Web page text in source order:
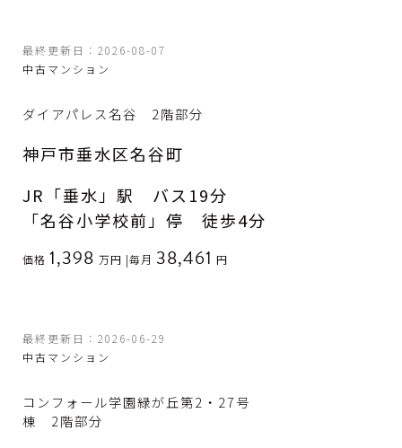
最終更新日：2026-08-07
中古マンション
ダイアパレス名谷 2階部分
神戸市垂水区名谷町
JR「垂水」駅 バス19分
「名谷小学校前」停 徒歩4分
価格 1,398 万円 |毎月 38,461 円
最終更新日：2026-06-29
中古マンション
コンフォール学園緑が丘第2・27号
棟 2階部分